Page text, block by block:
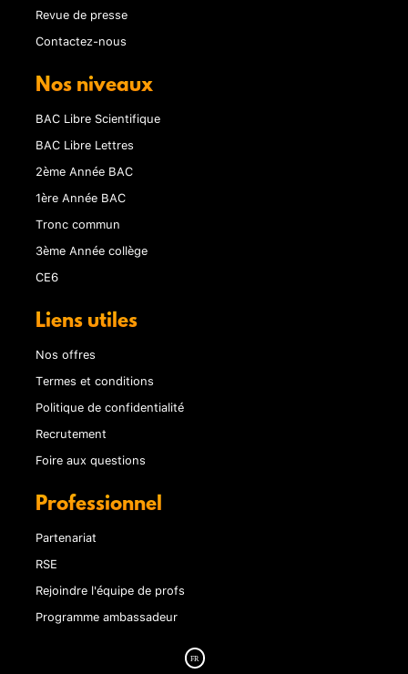
Revue de presse
Contactez-nous
Nos niveaux
BAC Libre Scientifique
BAC Libre Lettres
2ème Année BAC
1ère Année BAC
Tronc commun
3ème Année collège
CE6
Liens utiles
Nos offres
Termes et conditions
Politique de confidentialité
Recrutement
Foire aux questions
Professionnel
Partenariat
RSE
Rejoindre l'équipe de profs
Programme ambassadeur